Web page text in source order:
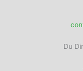
Du